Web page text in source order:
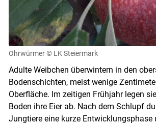
Ohrwürmer © LK Steiermark
Adulte Weibchen überwintern in den
Bodenschichten, meist wenige
Oberfläche. Im zeitigen Frühjahr legen
Boden ihre Eier ab. Nach dem Schlupf
Jungtiere eine kurze Entwicklungsphase